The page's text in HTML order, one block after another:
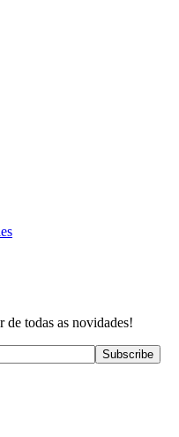
de todas as novidades!